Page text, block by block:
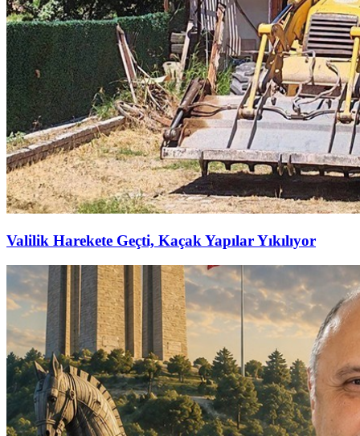
Valilik Harekete Geçti, Kaçak Yapılar Yıkılıyor